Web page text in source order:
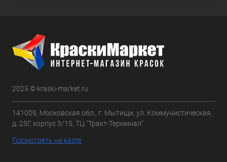
2025 © kraski-market.ru
141009, Московская обл., г. Мытищи, ул. Коммунистическая,
д. 25Г, корпус 3/15, ТЦ "Тракт-Терминал"
Посмотреть на карте